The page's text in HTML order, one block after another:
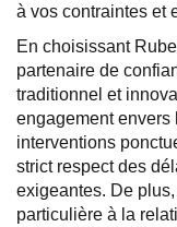
à vos contraintes et
En choisissant
partenaire de
traditionnel et
engagement envers
interventions
strict respect des
exigeantes. De
particulière à la